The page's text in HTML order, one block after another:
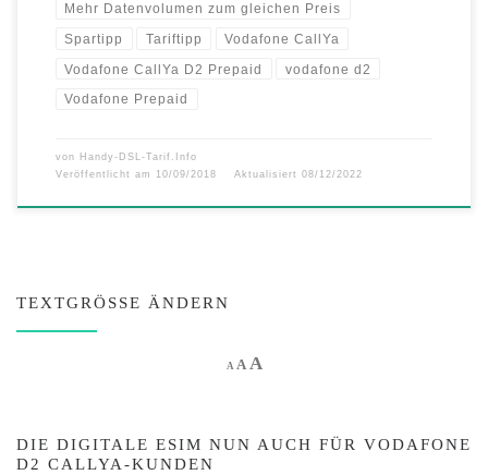
Mehr Datenvolumen zum gleichen Preis
Spartipp Tariftipp Vodafone CallYa
Vodafone CallYa D2 Prepaid vodafone d2
Vodafone Prepaid
von Handy-DSL-Tarif.Info
Veröffentlicht am
10/09/2018 Aktualisiert 08/12/2022
TEXTGRÖSSE ÄNDERN
A Decrease font size.
AReset font size.
AIncrease font size.
DIE DIGITALE ESIM NUN AUCH FÜR VODAFONE
D2 CALLYA-KUNDEN